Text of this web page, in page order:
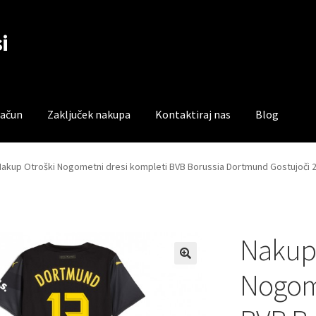
Zaključek nakupa Kontaktiraj nas Blog
Trgovina Zaključek nakupa
Otroški Nogometni dresi kompleti BVB Borussia Dortmund Gostujoči